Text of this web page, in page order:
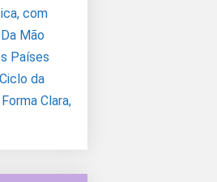
com
Mão
Países
da
Clara,